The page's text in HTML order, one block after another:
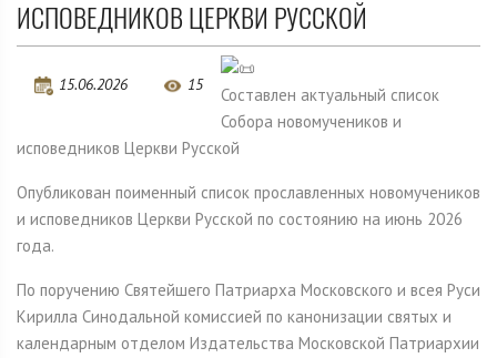
ИСПОВЕДНИКОВ ЦЕРКВИ РУССКОЙ
15.06.2026 15
Составлен актуальный список
Собора новомучеников и
исповедников Церкви Русской
Опубликован поименный список прославленных новомучеников
и исповедников Церкви Русской по состоянию на июнь 2026
года.
По поручению Святейшего Патриарха Московского и всея Руси
Кирилла Синодальной комиссией по канонизации святых и
календарным отделом Издательства Московской Патриархии